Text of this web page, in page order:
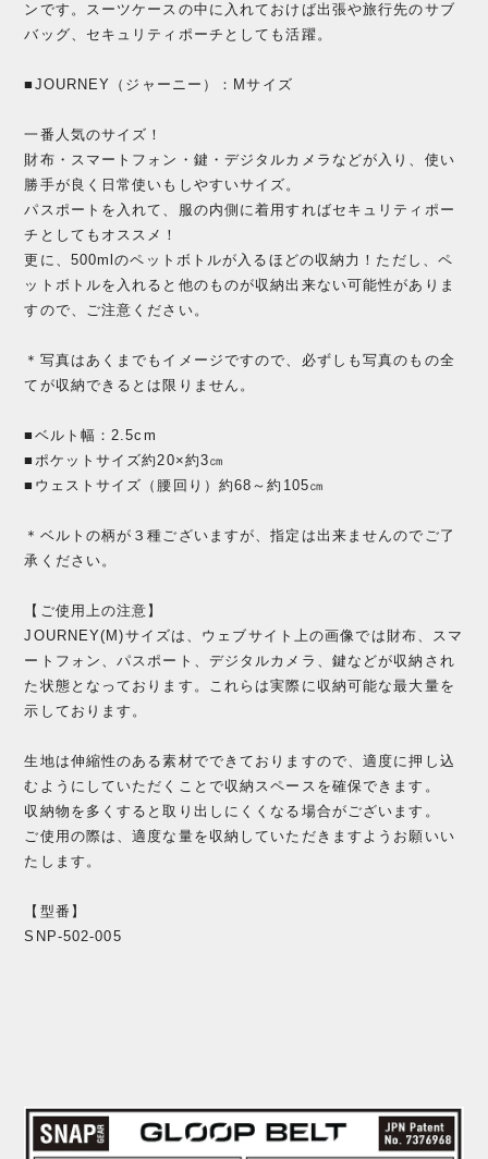
ンです。スーツケースの中に入れておけば出張や旅行先のサブ
バッグ、セキュリティポーチとしても活躍。
■JOURNEY（ジャーニー）：Mサイズ
一番人気のサイズ！
財布・スマートフォン・鍵・デジタルカメラなどが入り、使い
勝手が良く日常使いもしやすいサイズ。
パスポートを入れて、服の内側に着用すればセキュリティポー
チとしてもオススメ！
更に、500mlのペットボトルが入るほどの収納力！ただし、ペ
ットボトルを入れると他のものが収納出来ない可能性がありま
すので、ご注意ください。
＊写真はあくまでもイメージですので、必ずしも写真のもの全
てが収納できるとは限りません。
■ベルト幅：2.5cm
■ポケットサイズ約20×約3㎝
■ウェストサイズ（腰回り）約68～約105㎝
＊ベルトの柄が３種ございますが、指定は出来ませんのでご了
承ください。
【ご使用上の注意】
JOURNEY(M)サイズは、ウェブサイト上の画像では財布、スマ
ートフォン、パスポート、デジタルカメラ、鍵などが収納され
た状態となっております。これらは実際に収納可能な最大量を
示しております。
生地は伸縮性のある素材でできておりますので、適度に押し込
むようにしていただくことで収納スペースを確保できます。
収納物を多くすると取り出しにくくなる場合がございます。
ご使用の際は、適度な量を収納していただきますようお願いい
たします。
【型番】
SNP-502-005